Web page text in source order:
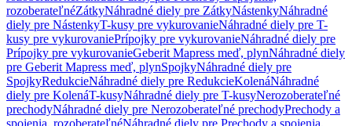
rozoberateľnéZátkyNáhradné diely pre ZátkyNástenkyNáhradné
diely pre NástenkyT-kusy pre vykurovanieNáhradné diely pre T-
kusy pre vykurovaniePrípojky pre vykurovanieNáhradné diely pre
Prípojky pre vykurovanieGeberit Mapress meď, plynNáhradné diely
pre Geberit Mapress meď, plynSpojkyNáhradné diely pre
SpojkyRedukcieNáhradné diely pre RedukcieKolenáNáhradné
diely pre KolenáT-kusyNáhradné diely pre T-kusyNerozoberateľné
prechodyNáhradné diely pre Nerozoberateľné prechodyPrechody a
spojenia, rozoberateľnéNáhradné diely pre Prechody a spojenia,